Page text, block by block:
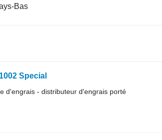
Bas
Special
d'engrais - distributeur d'engrais porté